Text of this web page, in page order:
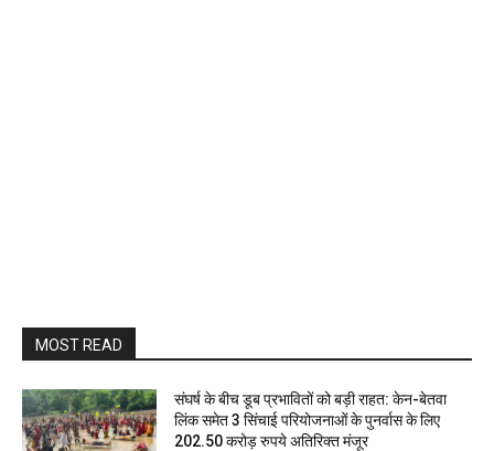
MOST READ
संघर्ष के बीच डूब प्रभावितों को बड़ी राहत: केन-बेतवा
लिंक समेत 3 सिंचाई परियोजनाओं के पुनर्वास के लिए
202.50 करोड़ रुपये अतिरिक्त मंजूर